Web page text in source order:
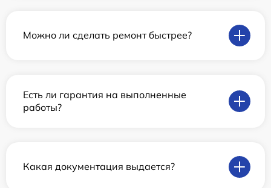
Можно ли сделать ремонт быстрее?
Есть ли гарантия на выполненные
работы?
Какая документация выдается?